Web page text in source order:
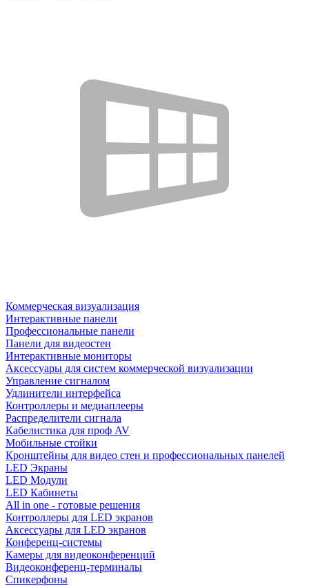
Коммерческая визуализация
Интерактивные панели
Профессиональные панели
Панели для видеостен
Интерактивные мониторы
Аксессуары для систем коммерческой визуализации
Управление сигналом
Удлинители интерфейса
Контроллеры и медиаплееры
Распределители сигнала
Кабелистика для проф AV
Мобильные стойки
Кронштейны для видео стен и профессиональных панелей
LED Экраны
LED Модули
LED Кабинеты
All in one - готовые решения
Контроллеры для LED экранов
Аксессуары для LED экранов
Конференц-системы
Камеры для видеоконференций
Видеоконференц-терминалы
Спикерфоны